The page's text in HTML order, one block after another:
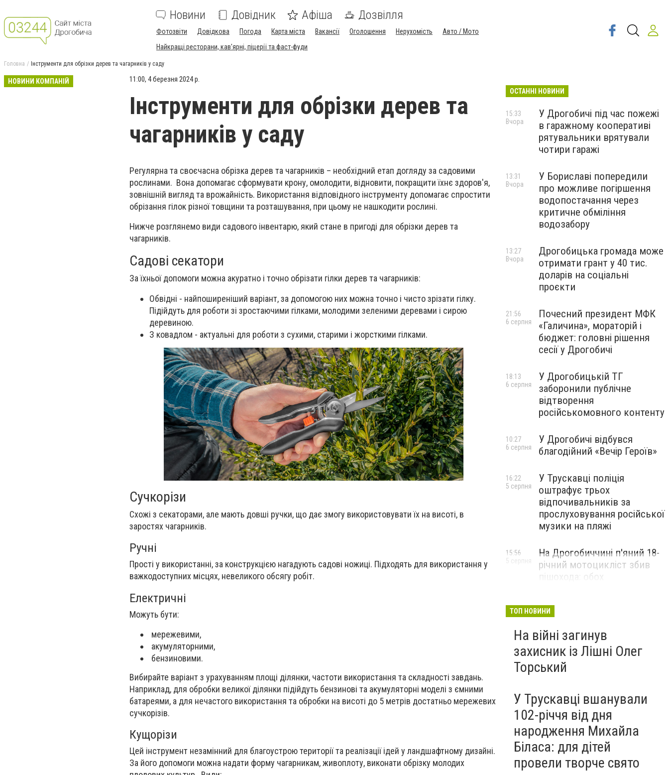
Новини Довідник Афіша Дозвілля
Фотозвіти Довідкова Погода Карта міста Вакансії Оголошення Нерухомість
Авто / Мото
Найкращі ресторани, кав'ярні, піцерії та фаст-фуди
Головна Інструменти для обрізки дерев та чагарників у саду
НОВИНИ КОМПАНІЙ 11:00, 4 березня 2024 р.
Інструменти для обрізки дерев та
чагарників у саду
Регулярна та своєчасна обрізка дерев та чагарників – необхідний етап догляду за садовими
рослинами. Вона допомагає сформувати крону, омолодити, відновити, покращити їхнє здоров'я,
зовнішній вигляд та врожайність. Використання відповідного інструменту допомагає спростити
обрізання гілок різної товщини та розташування, при цьому не нашкодити рослині.
Нижче розглянемо види садового інвентарю, який стане в пригоді для обрізки дерев та
чагарників.
Садові секатори
За їхньої допомоги можна акуратно і точно обрізати гілки дерев та чагарників:
Обвідні - найпоширеніший варіант, за допомогою них можна точно і чисто зрізати гілку.
Підійдуть для роботи зі зростаючими гілками, молодими зеленими деревами і сирою
деревиною.
З ковадлом - актуальні для роботи з сухими, старими і жорсткими гілками.
Сучкорізи
Схожі з секаторами, але мають довші ручки, що дає змогу використовувати їх на висоті, в
заростях чагарників.
Ручні
Прості у використанні, за конструкцією нагадують садові ножиці. Підходять для використання у
важкодоступних місцях, невеликого обсягу робіт.
Електричні
Можуть бути:
мережевими,
акумуляторними,
бензиновими.
Вибирайте варіант з урахуванням площі ділянки, частоти використання та складності завдань.
Наприклад, для обробки великої ділянки підійдуть бензинові та акумуляторні моделі з ємними
батареями, а для нечастого використання та обробки на висоті до 5 метрів достатньо мережевих
сучкорізів.
Кущорізи
Цей інструмент незамінний для благоустрою території та реалізації ідей у ландшафтному дизайні.
За його допомоги можна надати форму чагарникам, живоплоту, виконати обрізку молодих
ОСТАННІ НОВИНИ
У Дрогобичі під час пожежі
в гаражному кооперативі
рятувальники врятували
чотири гаражі
15:33
Вчора
У Бориславі попередили
про можливе погіршення
водопостачання через
критичне обміління
водозабору
13:31
Вчора
Дрогобицька громада може
отримати грант у 40 тис.
доларів на соціальні
проєкти
13:27
Вчора
Почесний президент МФК
«Галичина», мораторій і
бюджет: головні рішення
сесії у Дрогобичі
21:56
6 серпня
У Дрогобицькій ТГ
заборонили публічне
відтворення
російськомовного контенту
18:13
6 серпня
У Дрогобичі відбувся
благодійний «Вечір Героїв»
10:27
6 серпня
У Трускавці поліція
оштрафує трьох
відпочивальників за
прослуховування російської
музики на пляжі
16:22
5 серпня
На Дрогобиччині п'яний 18-
річний мотоцикліст збив
пішохода: обох
15:56
5 серпня
ТОП НОВИНИ
На війні загинув
захисник із Лішні Олег
Торський
У Трускавці вшанували
102-річчя від дня
народження Михайла
Біласа: для дітей
провели творче свято